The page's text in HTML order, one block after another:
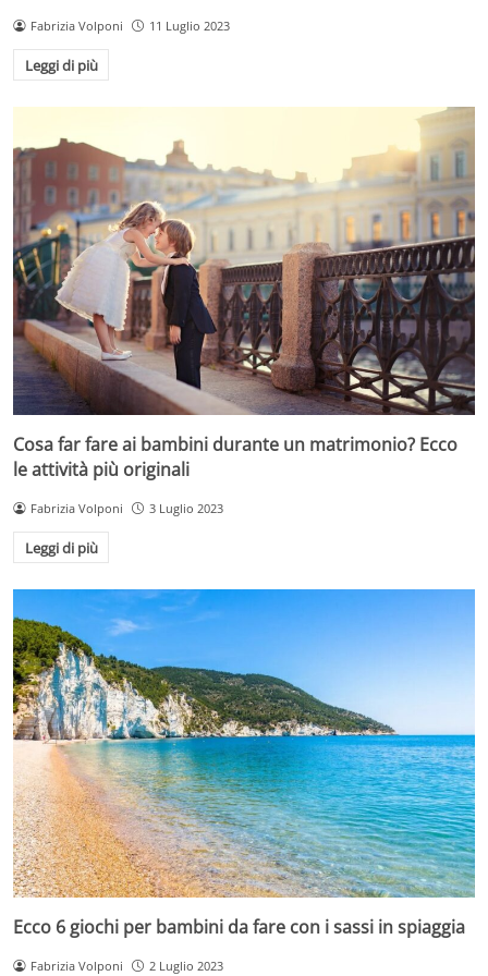
Fabrizia Volponi 11 Luglio 2023
Leggi di più
Cosa far fare ai bambini durante un matrimonio? Ecco
le attività più originali
Fabrizia Volponi 3 Luglio 2023
Leggi di più
Ecco 6 giochi per bambini da fare con i sassi in spiaggia
Fabrizia Volponi 2 Luglio 2023